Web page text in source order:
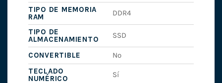
TIPO DE MEMORIA
RAM
DDR4
TIPO DE
ALMACENAMIENTO
SSD
CONVERTIBLE
No
TECLADO
NUMÉRICO
Sí